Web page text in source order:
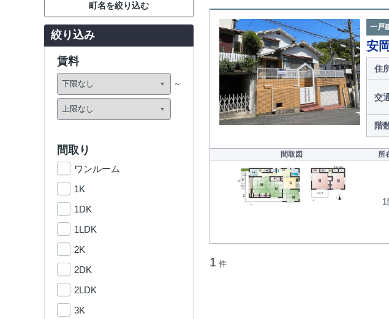
一戸
安
住
交
階
間取図 所
1
1 件
町名を絞り込む
絞り込み
賃料
間取り
ワンルーム
1K
1DK
1LDK
2K
2DK
2LDK
3K